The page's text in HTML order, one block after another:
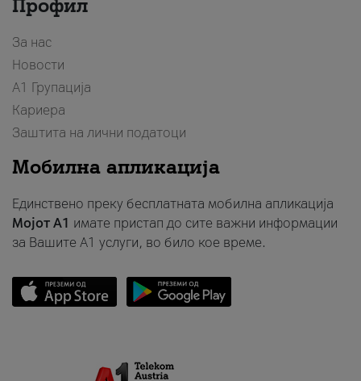
Профил
За нас
Новости
А1 Групација
Кариера
Заштита на лични податоци
Мобилна апликација
Единствено преку бесплатната мобилна апликација
Мојот A1 имате пристап до сите важни информации
за Вашите A1 услуги, во било кое време.